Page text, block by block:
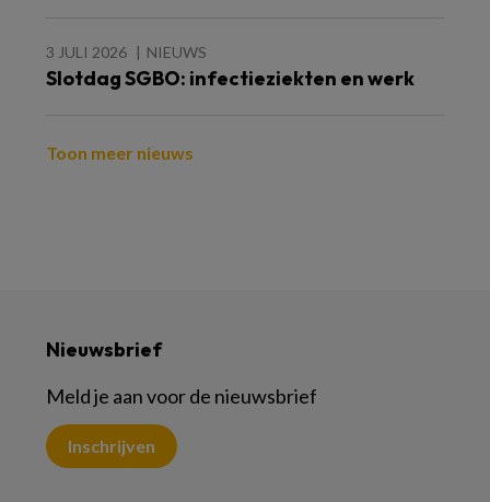
3 JULI 2026 NIEUWS
Slotdag SGBO: infectieziekten en werk
Toon meer nieuws
Nieuwsbrief
Meld je aan voor de nieuwsbrief
Inschrijven